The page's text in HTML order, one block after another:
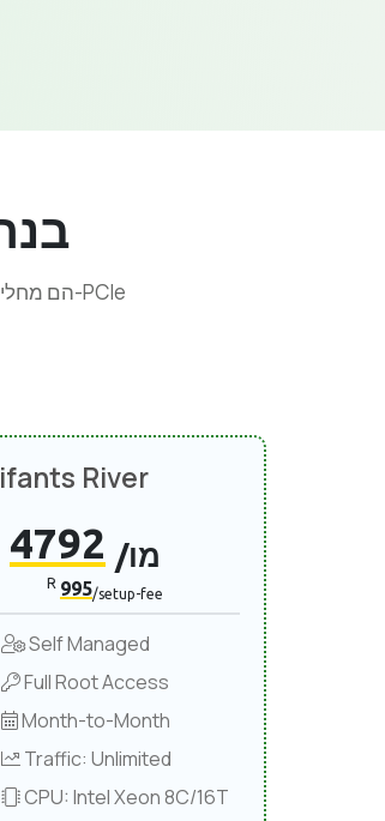
שרתים ייעודיים Sive.Host הם מחליפים משחק; תאר לעצמך להחליף רכיבים מסוימים ברכיבים משלך, או להוסיף רכיבים משלך ב-PCle
River
4792 /מו
R 995/setup-fee
Self Managed
Full Root Access
Month-to-Month
Traffic: Unlimited
CPU: Intel Xeon 8C/16T